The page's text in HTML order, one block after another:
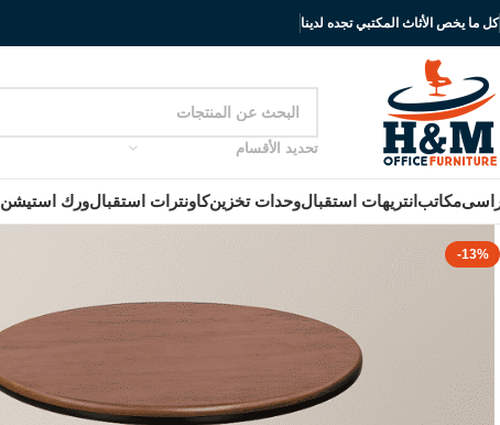
كل ما يخص الأثاث المكتبي تجده لدينا
تحديد الأقسام
مكاتب انتريهات استقبالوحدات تخزينكاونترات استقبالورك استيشن
-13%